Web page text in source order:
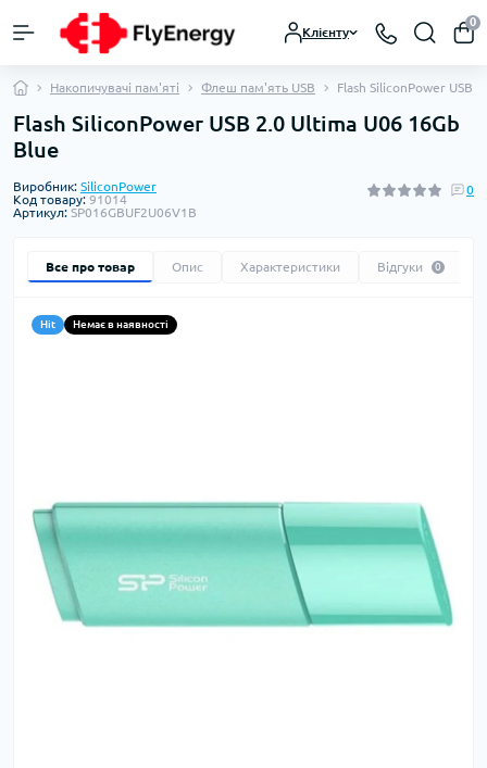
Клієнту
0
Накопичувачі пам'яті Флеш пам'ять USB Flash SiliconPower USB
Flash SiliconPower USB 2.0 Ultima U06 16Gb
Blue
Виробник: SiliconPower
Код товару: 91014
Артикул: SP016GBUF2U06V1B
0
Все про товар Опис Характеристики Відгуки 0
Hit Немає в наявності